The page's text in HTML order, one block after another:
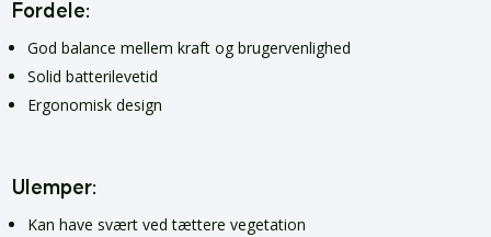
Fordele:
God balance mellem kraft og brugervenlighed
Solid batterilevetid
Ergonomisk design
Ulemper:
Kan have svært ved tættere vegetation